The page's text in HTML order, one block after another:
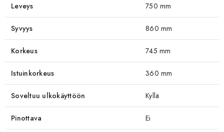
Leveys 750 mm
Syvyys 860 mm
Korkeus 745 mm
Istuinkorkeus 360 mm
Soveltuu ulkokäyttöön Kyllä
Pinottava Ei